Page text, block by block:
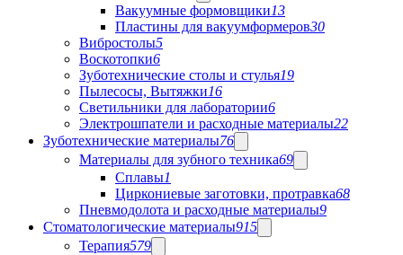
Вакуумные формовщики13
Пластины для вакуумформеров30
Вибростолы5
Воскотопки6
Зуботехнические столы и стулья19
Пылесосы, Вытяжки16
Светильники для лаборатории6
Электрошпатели и расходные материалы22
Зуботехнические материалы76
Материалы для зубного техника69
Сплавы1
Циркониевые заготовки, протравка68
Пневмодолота и расходные материалы9
Стоматологические материалы915
Терапия579